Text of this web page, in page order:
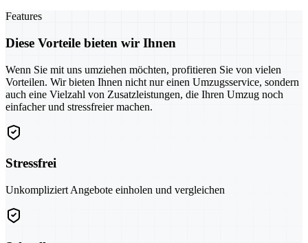
Features
Diese Vorteile bieten wir Ihnen
Wenn Sie mit uns umziehen möchten, profitieren Sie von vielen
Vorteilen. Wir bieten Ihnen nicht nur einen Umzugsservice, sondern
auch eine Vielzahl von Zusatzleistungen, die Ihren Umzug noch
einfacher und stressfreier machen.
Stressfrei
Unkompliziert Angebote einholen und vergleichen